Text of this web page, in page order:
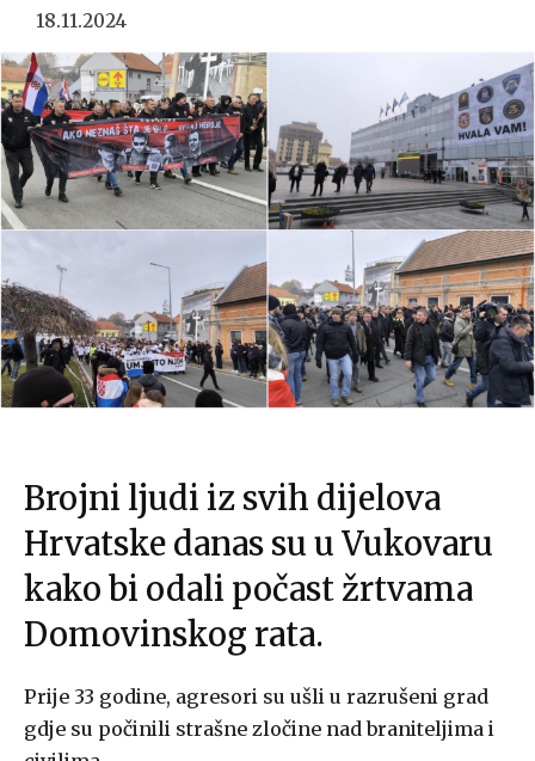
18.11.2024
Brojni ljudi iz svih dijelova
Hrvatske danas su u Vukovaru
kako bi odali počast žrtvama
Domovinskog rata.
Prije 33 godine, agresori su ušli u razrušeni grad
gdje su počinili strašne zločine nad braniteljima i